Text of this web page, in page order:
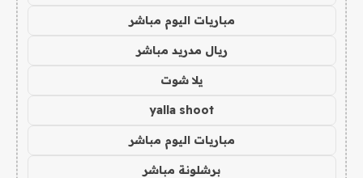
مباريات اليوم مباشر
ريال مدريد مباشر
يلا شوت
yalla shoot
مباريات اليوم مباشر
برشلونة مباشر